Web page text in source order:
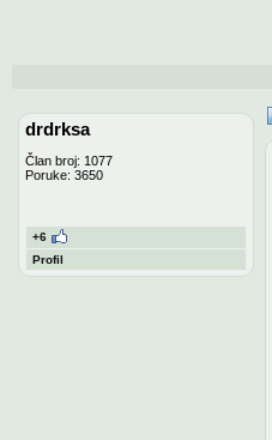
drdrksa
Član broj: 1077
Poruke: 3650
+6
Profil